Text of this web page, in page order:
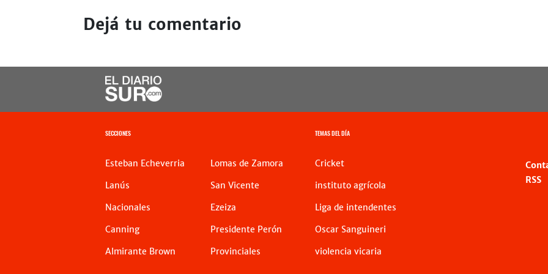
Dejá tu comentario
SECCIONES
Esteban Echeverria
Lanús
Nacionales
Canning
Almirante Brown
Lomas de Zamora
San Vicente
Ezeiza
Presidente Perón
Provinciales
TEMAS DEL DÍA
Cricket
instituto agrícola
Liga de intendentes
Oscar Sanguineri
violencia vicaria
RSS